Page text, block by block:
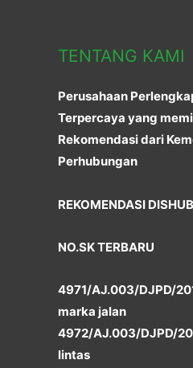
TENTANG KAMI
Perusahaan
Terpercaya yang
Rekomendasi dari
Perhubungan
REKOMENDASI DISHUB
NO.SK TERBARU
4971/AJ.003/DJPD/
marka jalan
4972/AJ.003/DJPD/
lintas